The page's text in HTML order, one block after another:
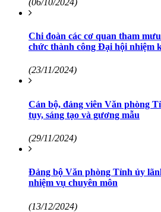
(06/10/2024)
Chi đoàn các cơ quan tham
chức thành công Đại hội nhiệm
(23/11/2024)
Cán bộ, đảng viên Văn phòng
tụy, sáng tạo và gương mẫu
(29/11/2024)
Đảng bộ Văn phòng Tỉnh ủy
nhiệm vụ chuyên môn
(13/12/2024)